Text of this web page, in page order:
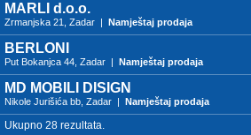
MARLI d.o.o.
Zrmanjska 21, Zadar | Namještaj prodaja
BERLONI
Put Bokanjca 44, Zadar | Namještaj prodaja
MD MOBILI DISIGN
Nikole Jurišića bb, Zadar | Namještaj prodaja
Ukupno 28 rezultata.